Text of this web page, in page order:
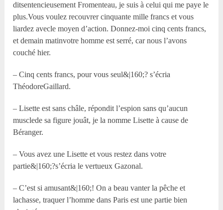
ditsentencieusement Fromenteau, je suis à celui qui me paye le
plus.Vous voulez recouvrer cinquante mille francs et vous
liardez avecle moyen d’action. Donnez-moi cinq cents francs,
et demain matinvotre homme est serré, car nous l’avons
couché hier.
– Cinq cents francs, pour vous seul&|160;? s’écria
ThéodoreGaillard.
– Lisette est sans châle, répondit l’espion sans qu’aucun
musclede sa figure jouât, je la nomme Lisette à cause de
Béranger.
– Vous avez une Lisette et vous restez dans votre
partie&|160;?s’écria le vertueux Gazonal.
– C’est si amusant&|160;! On a beau vanter la pêche et
lachasse, traquer l’homme dans Paris est une partie bien